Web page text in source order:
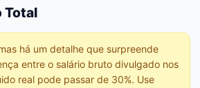
Total
há um detalhe que surpreende
entre o salário bruto divulgado nos
real pode passar de 30%. Use